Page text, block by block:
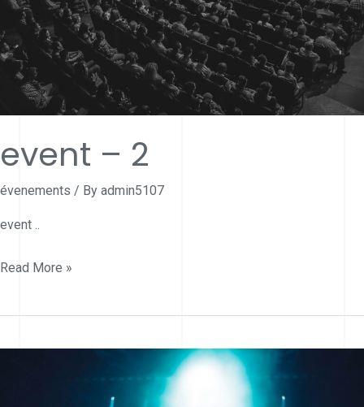
event – 2
évenements / By admin5107
event ..
event
2
Read More »